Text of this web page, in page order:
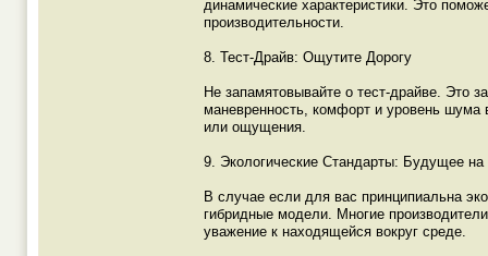
динамические характеристики. Это
производительности.
8. Тест-Драйв: Ощутите Дорогу
Не запамятовывайте о тест-драйве. Это
маневренность, комфорт и уровень шума
или ощущения.
9. Экологические Стандарты: Будущее
В случае если для вас принципиальна
гибридные модели. Многие
уважение к находящейся вокруг среде.